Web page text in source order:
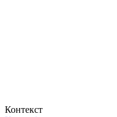
Контекст